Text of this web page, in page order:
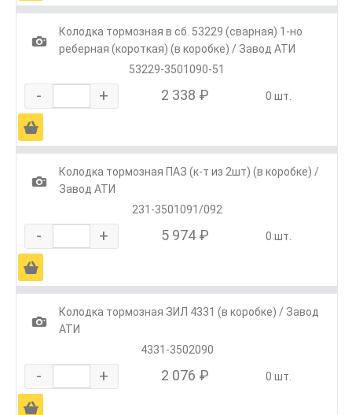
1
Колодка тормозная в сб. 53229 (сварная) 1-но
реберная (короткая) (в коробке) / Завод АТИ
53229-3501090-51
- + 2 338 ₽ 0 шт.
Ä
1
Колодка тормозная ПАЗ (к-т из 2шт) (в коробке) /
Завод АТИ
231-3501091/092
- + 5 974 ₽ 0 шт.
Ä
1
Колодка тормозная ЗИЛ 4331 (в коробке) / Завод
АТИ
4331-3502090
- + 2 076 ₽ 0 шт.
Ä